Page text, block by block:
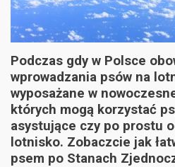
Podczas gdy w Polsce
wprowadzania psów na
wyposażane w
których mogą korzystać
asystujące czy po prostu
lotnisko. Zobaczcie jak
psem po Stanach